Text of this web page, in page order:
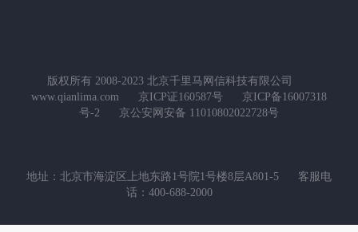
版权所有 2008-2023 北京千里马网信科技有限公司
www.qianlima.com
京ICP证160587号
京ICP备16007318
号-2
京公安网安备 11010802022728号
地址：北京市海淀区上地东路1号院1号楼8层A801-5
客服电
话：400-688-2000